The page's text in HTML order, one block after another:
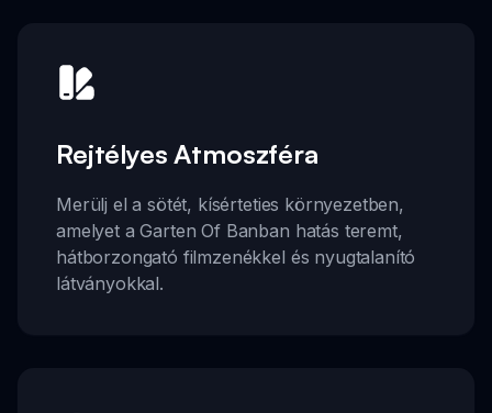
Rejtélyes Atmoszféra
Merülj el a sötét, kísérteties környezetben,
amelyet a Garten Of Banban hatás teremt,
hátborzongató filmzenékkel és nyugtalanító
látványokkal.